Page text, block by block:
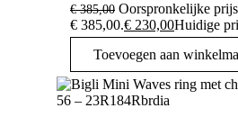
€385,00 Oorspronkelijke
€ 385,00.€ 230,00Huidige
Toevoegen aan